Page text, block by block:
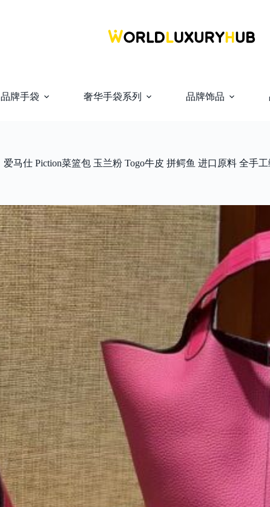
品牌手袋 奢华手袋系列 品牌饰品
爱马仕 Piction菜篮包 玉兰粉 Togo牛皮 拼鳄鱼 进口原料 全手工